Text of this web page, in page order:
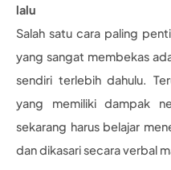
lalu
Salah satu cara paling
yang sangat membekas
sendiri terlebih dahulu.
yang memiliki dampak
sekarang harus belajar
dan dikasari secara verbal